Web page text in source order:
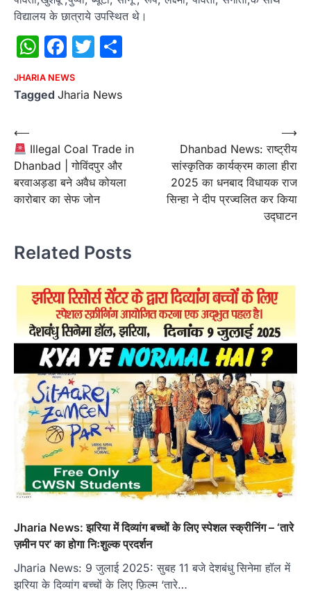
विद्यालय के छात्राये उपस्थित थे।
WhatsApp
Facebook
Twitter
JHARIA NEWS
Tagged Jharia News
Post
navigation
⟵
Illegal Coal Trade in
Dhanbad | गोविंदपुर और
बरवाअड़डा बने अवैध कोयला
कारोबार का सेफ जोन
Dhanbad News: राष्ट्रीय
सांस्कृतिक कार्यक्रम काला हीरा
2025 का धनबाद विधायक राज
सिन्हा ने दीप प्रज्वलित कर किया
उद्घाटन
⟶
Related Posts
Jharia News: झरिया में दिव्यांग बच्चों के लिए स्पेशल स्क्रीनिंग – ‘तारे
ज़मीन पर’ का होगा निःशुल्क प्रदर्शन
Jharia News: 9 जुलाई 2025: सुबह 11 बजे देशबंधु सिनेमा हॉल में
झरिया के दिव्यांग बच्चों के लिए फ़िल्म ‘तारे…